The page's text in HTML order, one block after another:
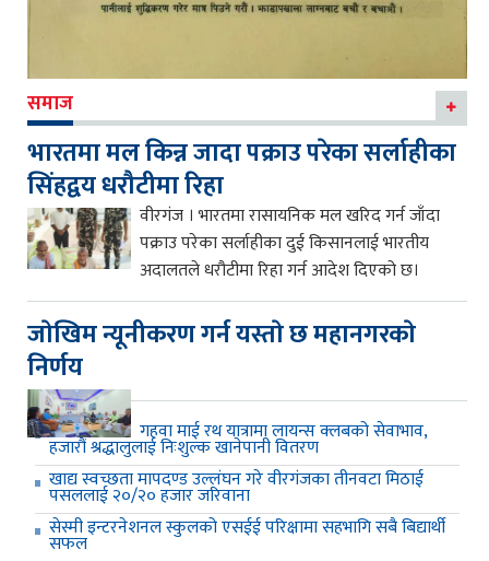
समाज
भारतमा मल किन्न जादा पक्राउ परेका सर्लाहीका
सिंहद्वय धरौटीमा रिहा
वीरगंज । भारतमा रासायनिक मल खरिद गर्न जाँदा
पक्राउ परेका सर्लाहीका दुई किसानलाई भारतीय
अदालतले धरौटीमा रिहा गर्न आदेश दिएको छ।
जाेखिम न्यूनीकरण गर्न यस्ताे छ महानगरकाे
निर्णय
गहवा माई रथ यात्रामा लायन्स क्लबको सेवाभाव,
हजारौं श्रद्धालुलाई निःशुल्क खानेपानी वितरण
खाद्य स्वच्छता मापदण्ड उल्लंघन गरे वीरगंजका तीनवटा मिठाई
पसललाई २०/२० हजार जरिवाना
सेस्मी इन्टरनेशनल स्कुलको एसईई परिक्षामा सहभागि सबै बिद्यार्थी
सफल